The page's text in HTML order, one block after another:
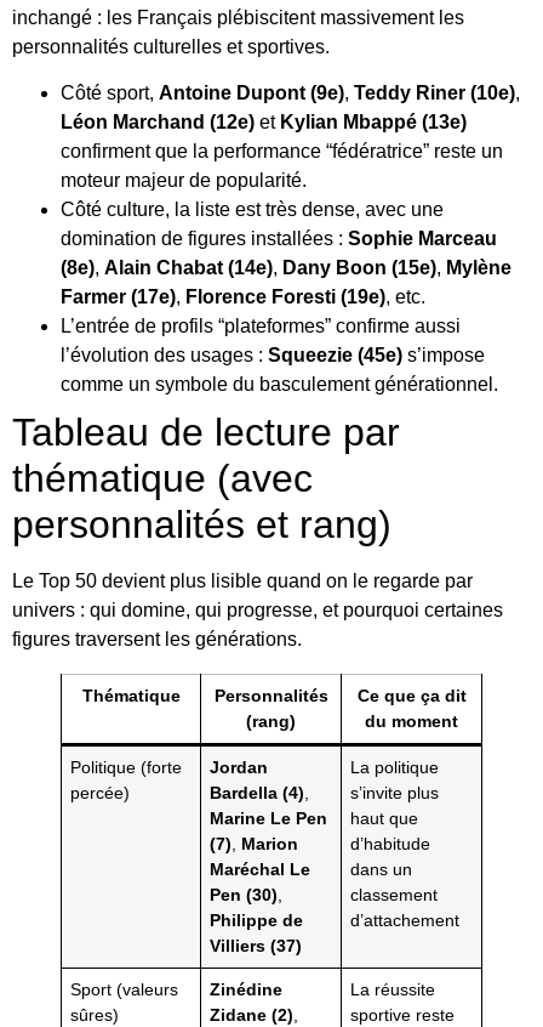
inchangé : les Français plébiscitent massivement les
personnalités culturelles et sportives.
Côté sport, Antoine Dupont (9e), Teddy Riner (10e),
Léon Marchand (12e) et Kylian Mbappé (13e)
confirment que la performance “fédératrice” reste un
moteur majeur de popularité.
Côté culture, la liste est très dense, avec une
domination de figures installées : Sophie Marceau
(8e), Alain Chabat (14e), Dany Boon (15e), Mylène
Farmer (17e), Florence Foresti (19e), etc.
L’entrée de profils “plateformes” confirme aussi
l’évolution des usages : Squeezie (45e) s’impose
comme un symbole du basculement générationnel.
Tableau de lecture par
thématique (avec
personnalités et rang)
Le Top 50 devient plus lisible quand on le regarde par
univers : qui domine, qui progresse, et pourquoi certaines
figures traversent les générations.
Thématique
Personnalités
(rang)
Ce que ça dit
du moment
Politique (forte
percée)
Jordan
Bardella (4)
Marine Le Pen
(7)
Marion
Maréchal Le
Pen (30)
Philippe de
Villiers (37)
La politique
s’invite plus
haut que
d’habitude
dans un
classement
d’attachement
Sport (valeurs
sûres)
Zinédine
Zidane (2)
La réussite
sportive reste